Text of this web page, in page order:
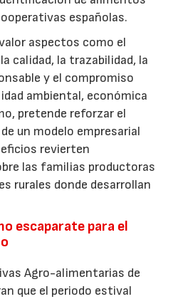
españolas.
aspectos como el
calidad, la trazabilidad, la
y el compromiso
ambiental, económica
pretende reforzar el
un modelo empresarial
revierten
las familias productoras
rurales donde desarrollan
escaparate para el
Agro-alimentarias de
que el periodo estival